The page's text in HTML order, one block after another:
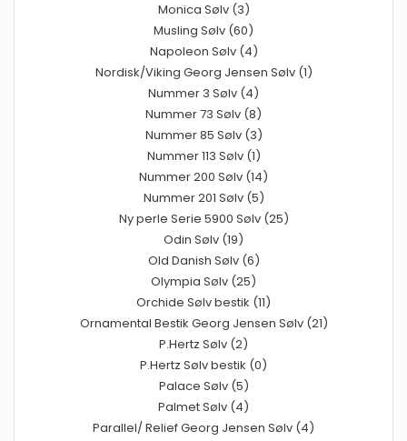
Monica Sølv (3)
Musling Sølv (60)
Napoleon Sølv (4)
Nordisk/Viking Georg Jensen Sølv (1)
Nummer 3 Sølv (4)
Nummer 73 Sølv (8)
Nummer 85 Sølv (3)
Nummer 113 Sølv (1)
Nummer 200 Sølv (14)
Nummer 201 Sølv (5)
Ny perle Serie 5900 Sølv (25)
Odin Sølv (19)
Old Danish Sølv (6)
Olympia Sølv (25)
Orchide Sølv bestik (11)
Ornamental Bestik Georg Jensen Sølv (21)
P.Hertz Sølv (2)
P.Hertz Sølv bestik (0)
Palace Sølv (5)
Palmet Sølv (4)
Parallel/ Relief Georg Jensen Sølv (4)